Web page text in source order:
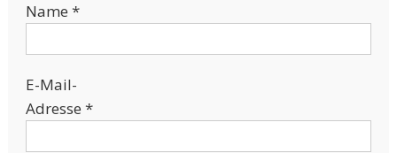
Name *
E-Mail-
Adresse *